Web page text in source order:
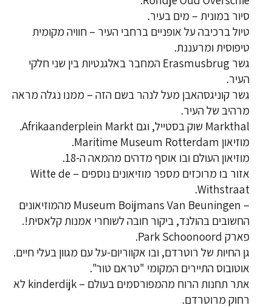
סיור במונית – מים בעיר.
טיול ברכיבה על אופניים ברחבי העיר – חוויה מקומית
טיפוסית ומרעננת.
גשר Erasmusbrug המחבר באלגנטיות בין שני חלקי
העיר.
גשר קוניגסהאבן מעל לנהר בשם הזה – ממנו נגלה מראה
מרהיב של העיר.
Markthal שוק בסטייל, וגם Afrikaanderplein Markt.
מוזיאון Maritime Museum Rotterdam.
מוזיאון העולם ובו אוסף מדהים מהמאה ה-18.
אזור בו מרוכזים מספר מוזיאונים נוספים – Witte de
Withstraat.
– Museum Boijmans Van Beuningen מהמוזיאונים
החשובים בהולנד, ביקור חובה לשוחרי אמנות קלאסית!.
פארק Park Schoonoord.
גן החיות של רוטרדם, ובו אקווריום-על עם מגוון בעלי חיים.
אוטובוס התיירים המקומי "טראם טור".
אתר תחנות הרוח מהמפורסמים בעולם – kinderdijk לא
רחוק מרוטרדם.